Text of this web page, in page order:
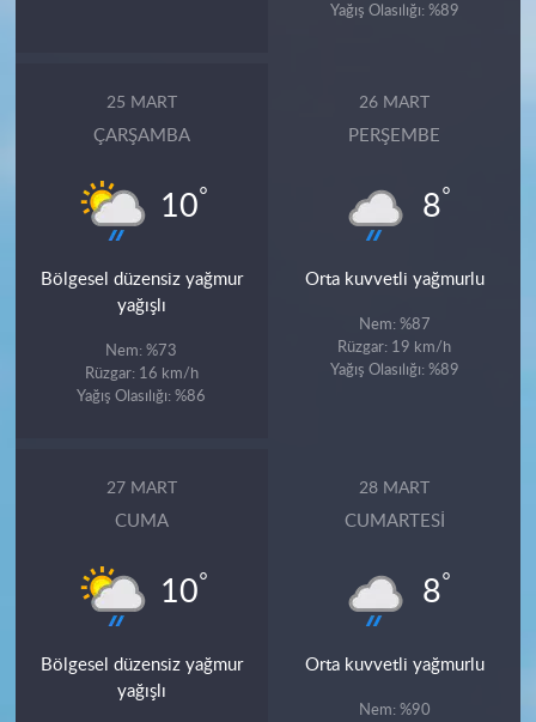
Yağış Olasılığı: %89
25 MART
ÇARŞAMBA
10°
Bölgesel düzensiz yağmur
yağışlı
Nem: %73
Rüzgar: 16 km/h
Yağış Olasılığı: %86
26 MART
PERŞEMBE
8°
Orta kuvvetli yağmurlu
Nem: %87
Rüzgar: 19 km/h
Yağış Olasılığı: %89
27 MART
CUMA
10°
Bölgesel düzensiz yağmur
yağışlı
28 MART
CUMARTESI
8°
Orta kuvvetli yağmurlu
Nem: %90